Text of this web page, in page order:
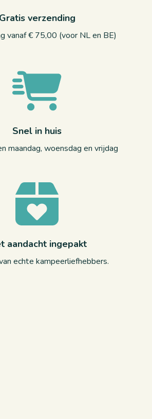
Gratis verzending
vanaf € 75,00 (voor NL en BE)
Snel in huis
maandag, woensdag en vrijdag
aandacht ingepakt
echte kampeerliefhebbers.